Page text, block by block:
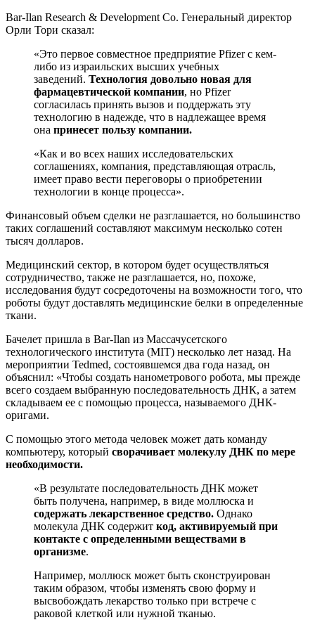
Bar-Ilan Research & Development Co. Генеральный директор
Орли Тори сказал:
«Это первое совместное предприятие Pfizer с кем-
либо из израильских высших учебных
заведений. Технология довольно новая для
фармацевтической компании, но Pfizer
согласилась принять вызов и поддержать эту
технологию в надежде, что в надлежащее время
она принесет пользу компании.
«Как и во всех наших исследовательских
соглашениях, компания, представляющая отрасль,
имеет право вести переговоры о приобретении
технологии в конце процесса».
Финансовый объем сделки не разглашается, но большинство
таких соглашений составляют максимум несколько сотен
тысяч долларов.
Медицинский сектор, в котором будет осуществляться
сотрудничество, также не разглашается, но, похоже,
исследования будут сосредоточены на возможности того, что
роботы будут доставлять медицинские белки в определенные
ткани.
Бачелет пришла в Bar-Ilan из Массачусетского
технологического института (MIT) несколько лет назад. На
мероприятии Tedmed, состоявшемся два года назад, он
объяснил: «Чтобы создать нанометрового робота, мы прежде
всего создаем выбранную последовательность ДНК, а затем
складываем ее с помощью процесса, называемого ДНК-
оригами.
С помощью этого метода человек может дать команду
компьютеру, который сворачивает молекулу ДНК по мере
необходимости.
«В результате последовательность ДНК может
быть получена, например, в виде моллюска и
содержать лекарственное средство. Однако
молекула ДНК содержит код, активируемый при
контакте с определенными веществами в
организме.
Например, моллюск может быть сконструирован
таким образом, чтобы изменять свою форму и
высвобождать лекарство только при встрече с
раковой клеткой или нужной тканью.